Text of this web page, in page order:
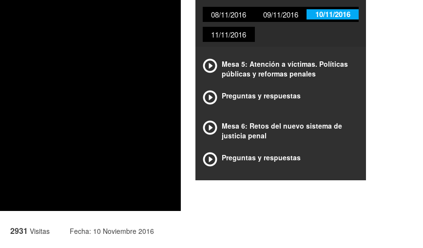
2931 Visitas Fecha: 10 Noviembre 2016
08/11/2016 09/11/2016 10/11/2016
11/11/2016
Mesa 5: Atención a víctimas. Políticas
públicas y reformas penales
Preguntas y respuestas
Mesa 6: Retos del nuevo sistema de
justicia penal
Preguntas y respuestas